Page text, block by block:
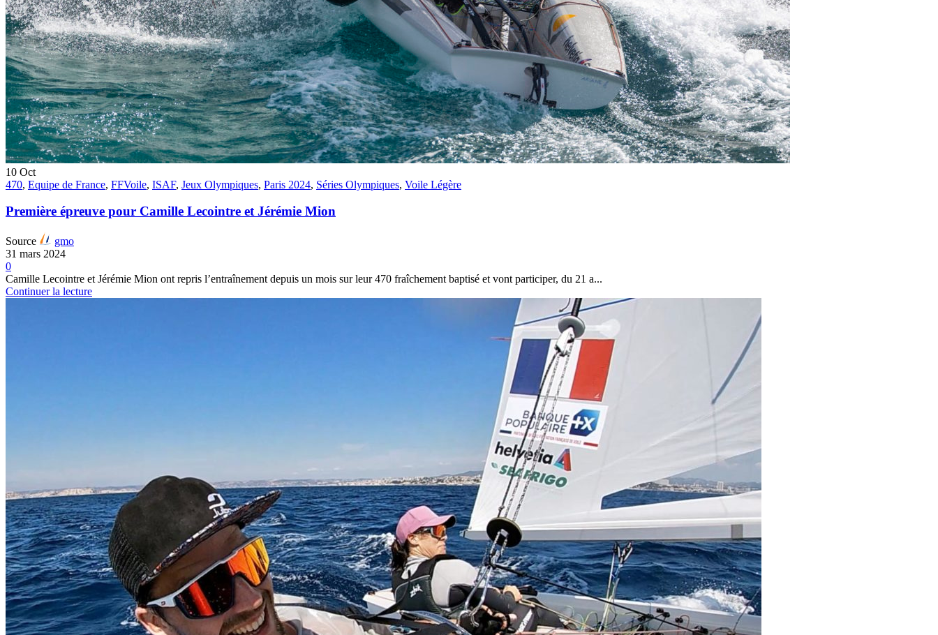
Source
Transat Café l'Or
13 février 2025
0
Records,Trophée Jules Verne
Gitana 17 devient Actual Ultim 4
Source
Gitana Team
22 janvier 2025
0
10 Oct
470, Equipe de France, FFVoile, ISAF, Jeux Olympiques, Paris 2024, Séries Olympiques, Voile Légère
Première épreuve pour Camille Lecointre et Jérémie Mion
Source
gmo
31 mars 2024
0
Camille Lecointre et Jérémie Mion ont repris l’entraînement depuis un mois sur leur 470 fraîchement baptisé et vont participer, du 21 a...
Continuer la lecture